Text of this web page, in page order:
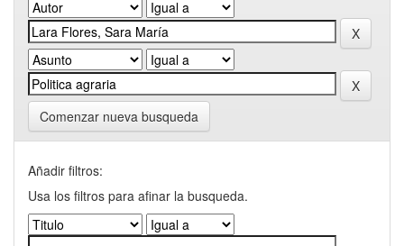
Comenzar nueva busqueda
Añadir filtros:
Usa los filtros para afinar la busqueda.